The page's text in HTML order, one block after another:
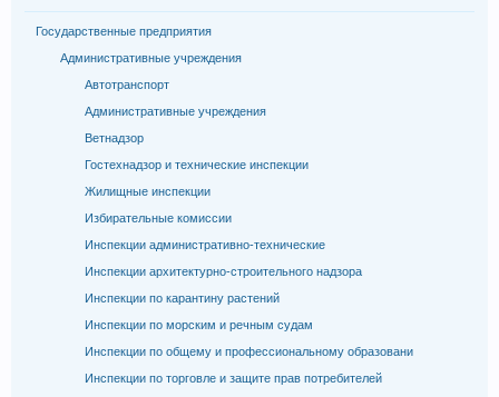
Государственные предприятия
Административные учреждения
Автотранспорт
Административные учреждения
Ветнадзор
Гостехнадзор и технические инспекции
Жилищные инспекции
Избирательные комиссии
Инспекции административно-технические
Инспекции архитектурно-строительного надзора
Инспекции по карантину растений
Инспекции по морским и речным судам
Инспекции по общему и профессиональному образовани
Инспекции по торговле и защите прав потребителей